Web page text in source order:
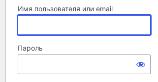
Имя пользователя или email
Пароль